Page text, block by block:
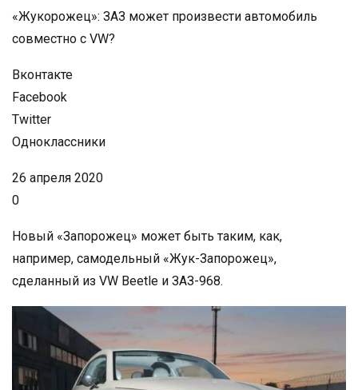
«Жукорожец»: ЗАЗ может произвести автомобиль
совместно с VW?
Вконтакте
Facebook
Twitter
Одноклассники
26 апреля 2020
0
Новый «Запорожец» может быть таким, как,
например, самодельный «Жук-Запорожец»,
сделанный из VW Beetle и ЗАЗ-968.